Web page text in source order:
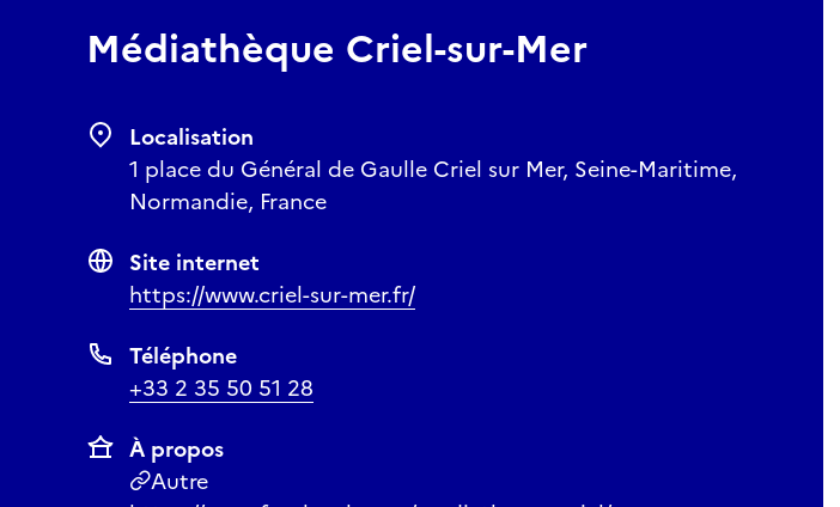
Médiathèque Criel-sur-Mer
Localisation
1 place du Général de Gaulle Criel sur Mer, Seine-Maritime,
Normandie, France
Site internet
https://www.criel-sur-mer.fr/
Téléphone
+33 2 35 50 51 28
À propos
Autre